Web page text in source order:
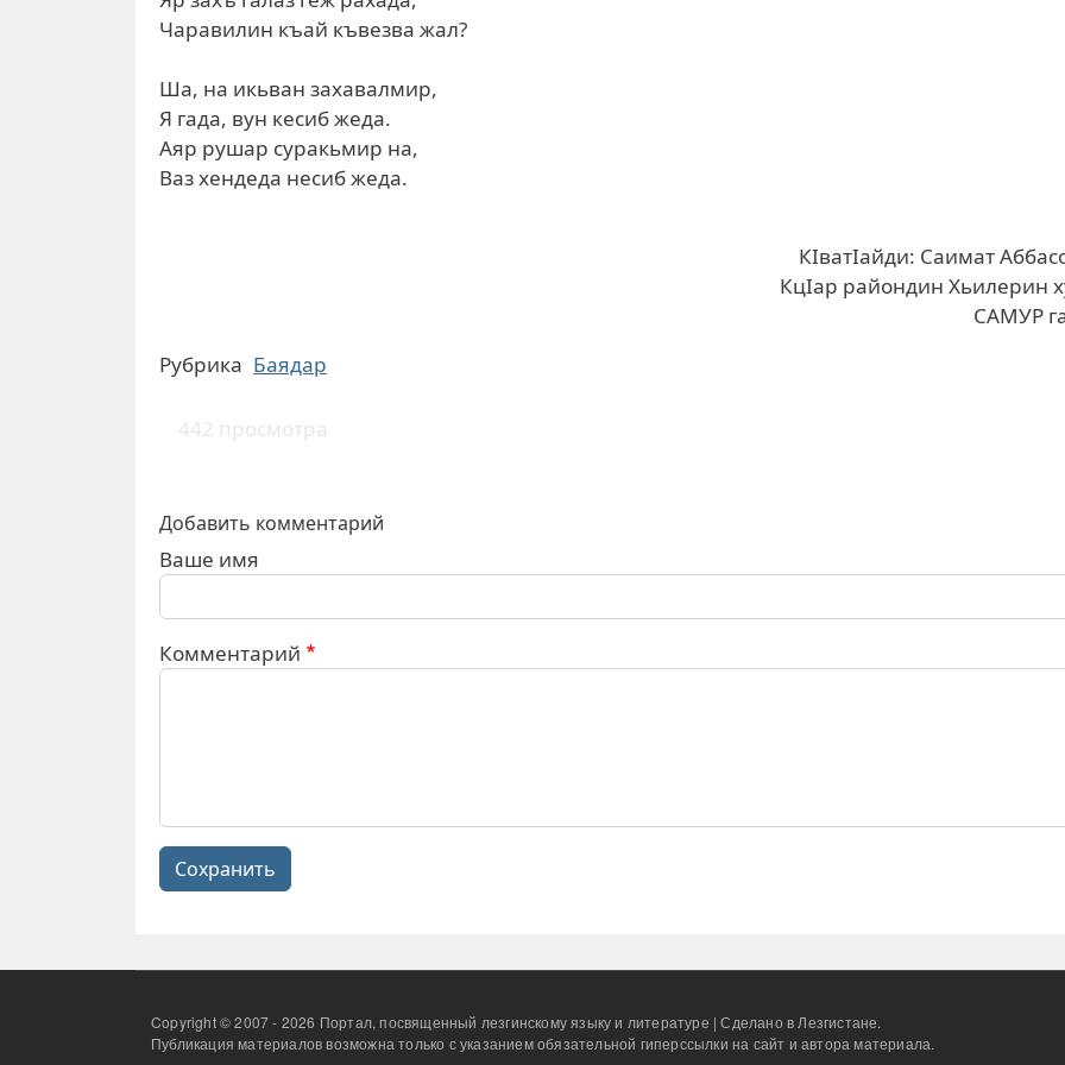
Чаравилин къай къвезва жал?
Ша, на икьван захавалмир,
Я гада, вун кесиб жеда.
Аяр рушар суракьмир на,
Ваз хендеда несиб жеда.
КIватIайди: Саимат
КцIар райондин Хьилерин
САМУР
Рубрика Баядар
442 просмотра
Добавить комментарий
Ваше имя
Комментарий
Сохранить
Copyright © 2007 - 2026 Портал, посвященный лезгинскому языку и литературе | Сделано в Лезгистане.
Публикация материалов возможна только с указанием обязательной гиперссылки на сайт и автора материала.